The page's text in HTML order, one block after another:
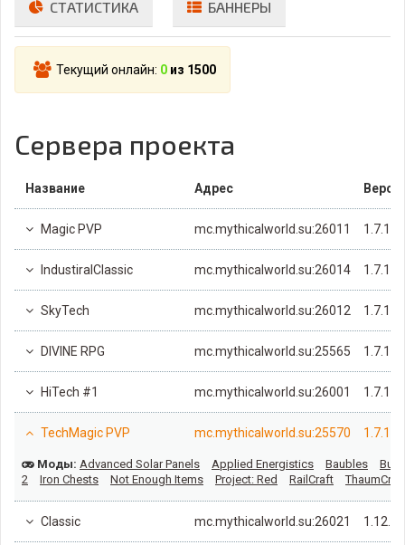
СТАТИСТИКА БАННЕРЫ
Текущий онлайн: 0 из 1500
Сервера проекта
Название Адрес
Magic PVP mc.mythicalworld.su:26011 1.7.10
IndustiralClassic mc.mythicalworld.su:26014 1.7.10
SkyTech mc.mythicalworld.su:26012 1.7.10
DIVINE RPG mc.mythicalworld.su:25565 1.7.10
HiTech #1 mc.mythicalworld.su:26001 1.7.10
TechMagic PVP mc.mythicalworld.su:25570 1.7.10
Моды: Advanced Solar Panels Applied Energistics Baubles
2
Iron Chests Not Enough Items Project: Red RailCraft ThaumCraft
Classic mc.mythicalworld.su:26021 1.12.2